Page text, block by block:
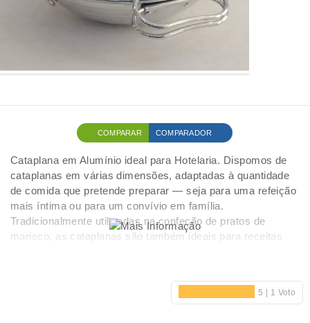
COMPARAR COMPARADOR
Cataplana em Alumínio ideal para Hotelaria. Dispomos de
cataplanas em várias dimensões, adaptadas à quantidade
de comida que pretende preparar — seja para uma refeição
mais íntima ou para um convívio em família.
Tradicionalmente utilizadas na confeção de pratos de
marisco, as cataplanas são também ideais para receitas
combinados com cebola, uma seleção de temperos
aromáticos e, por vezes, batatas ou outros vegetais